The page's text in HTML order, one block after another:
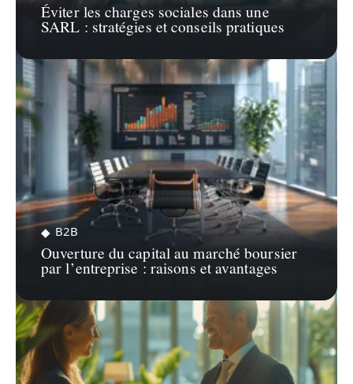
Éviter les charges sociales dans une
SARL : stratégies et conseils pratiques
B2B
Ouverture du capital au marché boursier
par l’entreprise : raisons et avantages